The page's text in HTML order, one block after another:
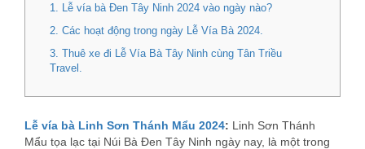
1. Lễ vía bà Đen Tây Ninh 2024 vào ngày nào?
2. Các hoạt động trong ngày Lễ Vía Bà 2024.
3. Thuê xe đi Lễ Vía Bà Tây Ninh cùng Tân Triều
Travel.
Lễ vía bà Linh Sơn Thánh Mẩu 2024: Linh Sơn Thánh
Mẩu tọa lạc tại Núi Bà Đen Tây Ninh ngày nay, là một trong